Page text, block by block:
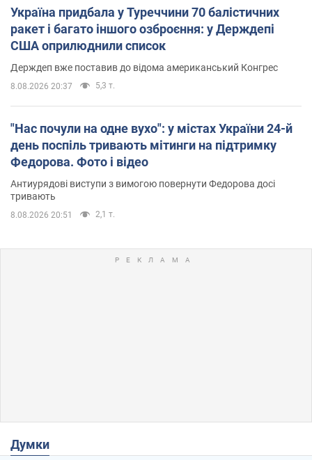
Україна придбала у Туреччини 70 балістичних
ракет і багато іншого озброєння: у Держдепі
США оприлюднили список
Держдеп вже поставив до відома американський Конгрес
8.08.2026 20:37 5,3 т.
"Нас почули на одне вухо": у містах України 24-й
день поспіль тривають мітинги на підтримку
Федорова. Фото і відео
Антиурядові виступи з вимогою повернути Федорова досі
тривають
8.08.2026 20:51 2,1 т.
Думки